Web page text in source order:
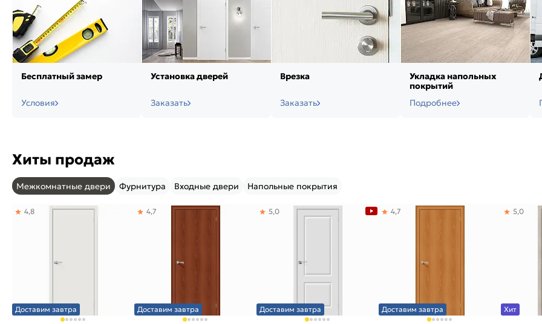
Бесплатный замер
Условия
Установка дверей
Заказать
Врезка
Заказать
Укладка напольных
покрытий
Подробнее
Хиты продаж
Межкомнатные двери Фурнитура Входные двери Напольные покрытия
Доставим завтра
4,8
Доставим завтра
4,7
Доставим завтра
5,0
Доставим завтра
4,7
Хит
5,0